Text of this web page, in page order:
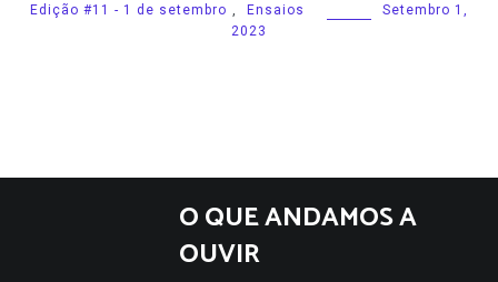
Edição #11 - 1 de setembro , Ensaios
Setembro 1,
2023
O QUE ANDAMOS A
OUVIR